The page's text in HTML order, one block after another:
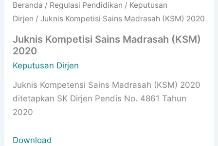
Beranda / Regulasi Pendidikan / Keputusan
Dirjen / Juknis Kompetisi Sains Madrasah (KSM) 2020
Juknis Kompetisi Sains Madrasah (KSM)
2020
Keputusan Dirjen
Juknis Kompetensi Sains Madrasah (KSM) 2020
ditetapkan SK Dirjen Pendis No. 4861 Tahun
2020
Download